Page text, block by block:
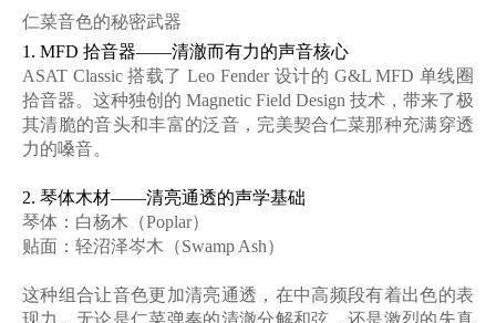
仁菜音色的秘密武器
1. MFD 拾音器——清澈而有力的声音核心
ASAT Classic 搭载了 Leo Fender 设计的 G&L MFD 单线圈
拾音器。这种独创的 Magnetic Field Design 技术，带来了极
其清脆的音头和丰富的泛音 ，完美契合仁菜那种充满穿透
力的嗓音。
2. 琴体木材——清亮通透的声学基础
琴体 ：白杨木（Poplar）
贴面 ：轻沼泽岑木（Swamp Ash）
这种组合让音色更加清亮通透 ，在中高频段有着出色的表